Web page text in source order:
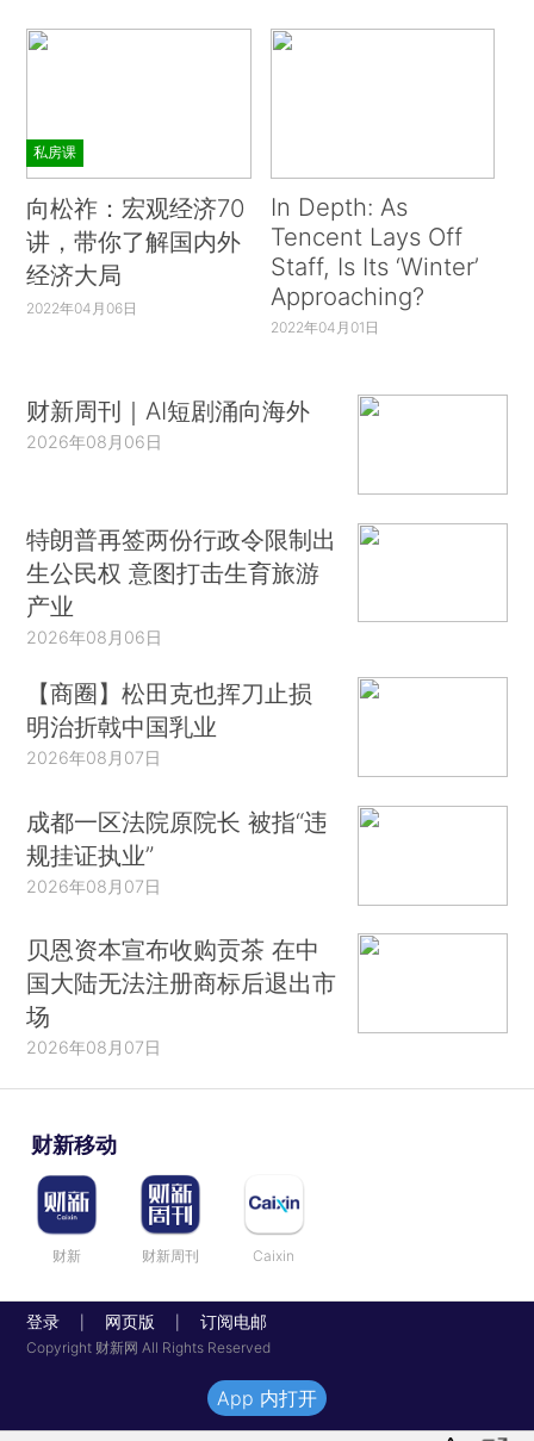
私房课
向松祚：宏观经济70
讲，带你了解国内外
经济大局
2022年04月06日
In Depth: As
Tencent Lays Off
Staff, Is Its ‘Winter’
Approaching?
2022年04月01日
财新周刊｜AI短剧涌向海外
2026年08月06日
特朗普再签两份行政令限制出
生公民权 意图打击生育旅游
产业
2026年08月06日
【商圈】松田克也挥刀止损
明治折戟中国乳业
2026年08月07日
成都一区法院原院长 被指“违
规挂证执业”
2026年08月07日
贝恩资本宣布收购贡茶 在中
国大陆无法注册商标后退出市
场
2026年08月07日
财新移动
财新 财新周刊 Caixin
登录 网页版 订阅电邮
Copyright 财新网 All Rights Reserved
App 内打开